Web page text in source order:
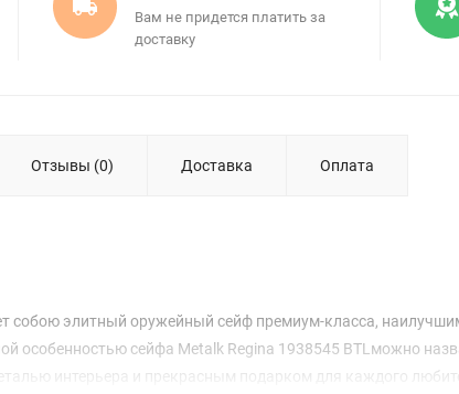
Вам не придется платить за
доставку
Отзывы (0) Доставка Оплата
собою элитный оружейный сейф премиум-класса,
особенностью сейфа Metalk Regina 1938545 BTLможно
интерьера и прекрасным подарком для каждого